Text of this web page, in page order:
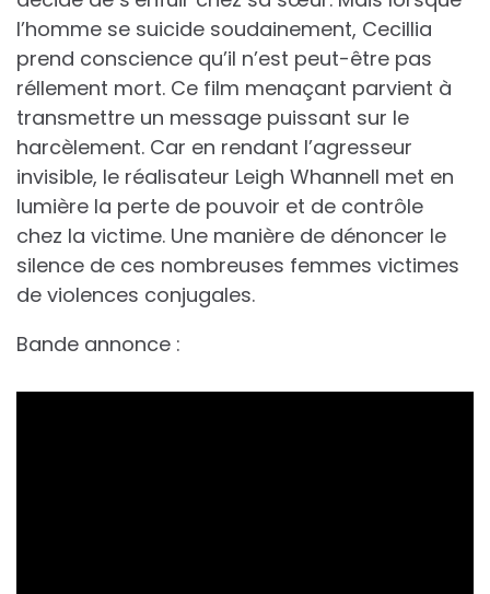
l’homme se suicide soudainement, Cecillia
prend conscience qu’il n’est peut-être pas
réllement mort. Ce film menaçant parvient à
transmettre un message puissant sur le
harcèlement. Car en rendant l’agresseur
invisible, le réalisateur Leigh Whannell met en
lumière la perte de pouvoir et de contrôle
chez la victime. Une manière de dénoncer le
silence de ces nombreuses femmes victimes
de violences conjugales.
Bande annonce :